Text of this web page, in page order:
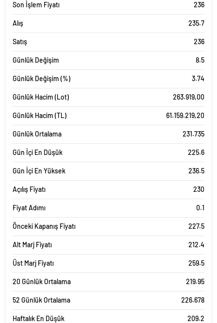
Son İşlem Fiyatı 236
Alış 235.7
Satış 236
Günlük Değişim 8.5
Günlük Değişim (%) 3.74
Günlük Hacim (Lot) 263.919,00
Günlük Hacim (TL) 61.159.219,20
Günlük Ortalama 231.735
Gün İçi En Düşük 225.6
Gün İçi En Yüksek 236.5
Açılış Fiyatı 230
Fiyat Adımı 0.1
Önceki Kapanış Fiyatı 227.5
Alt Marj Fiyatı 212.4
Üst Marj Fiyatı 259.5
20 Günlük Ortalama 219.95
52 Günlük Ortalama 226.678
Haftalık En Düşük 209.2